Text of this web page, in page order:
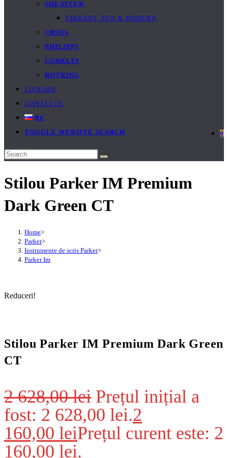
SHEAFFER
VIBRANT, FUN & MODERN
CROSS
PHILIPPI
CONKLIN
ROTRING
LIVRARE
CONTACTE
RU
0
TOGGLE WEBSITE SEARCH
Stilou Parker IM Premium
Dark Green CT
Home>
Parker>
Instrumente de scris Parker>
Parker Im
Reduceri!
Stilou Parker IM Premium Dark Green
CT
2 628,00lei Prețul inițial a
fost: 2 628,00 lei.2
160,00 leiPrețul curent este: 2
160,00 lei.